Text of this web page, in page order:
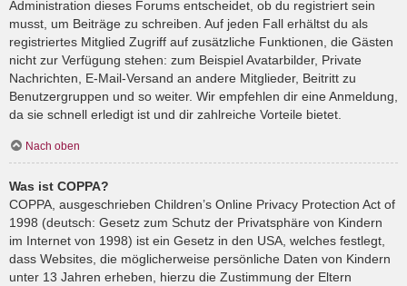
Administration dieses Forums entscheidet, ob du registriert sein
musst, um Beiträge zu schreiben. Auf jeden Fall erhältst du als
registriertes Mitglied Zugriff auf zusätzliche Funktionen, die Gästen
nicht zur Verfügung stehen: zum Beispiel Avatarbilder, Private
Nachrichten, E-Mail-Versand an andere Mitglieder, Beitritt zu
Benutzergruppen und so weiter. Wir empfehlen dir eine Anmeldung,
da sie schnell erledigt ist und dir zahlreiche Vorteile bietet.
Nach oben
Was ist COPPA?
COPPA, ausgeschrieben Children’s Online Privacy Protection Act of
1998 (deutsch: Gesetz zum Schutz der Privatsphäre von Kindern
im Internet von 1998) ist ein Gesetz in den USA, welches festlegt,
dass Websites, die möglicherweise persönliche Daten von Kindern
unter 13 Jahren erheben, hierzu die Zustimmung der Eltern